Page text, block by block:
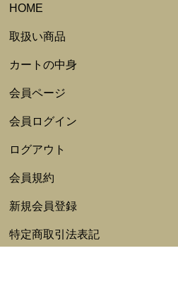
HOME
取扱い商品
カートの中身
会員ページ
会員ログイン
ログアウト
会員規約
新規会員登録
特定商取引法表記